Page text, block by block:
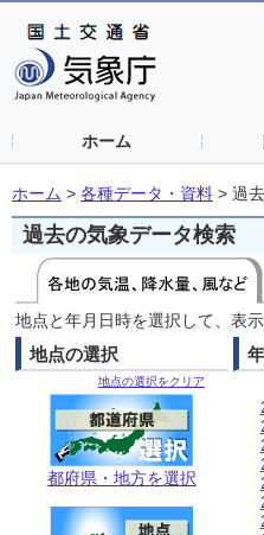
ホーム
ホーム > 各種データ・資料 > 過
過去の気象データ検索
地点と年月日時を選択して、表
地点の選択
地点の選択をクリア
都府県・地方を選択